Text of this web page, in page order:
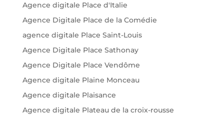
Agence digitale Place d'Italie
Agence Digitale Place de la Comédie
agence digitale Place Saint-Louis
Agence Digitale Place Sathonay
Agence Digitale Place Vendôme
Agence digitale Plaine Monceau
Agence digitale Plaisance
Agence digitale Plateau de la croix-rousse